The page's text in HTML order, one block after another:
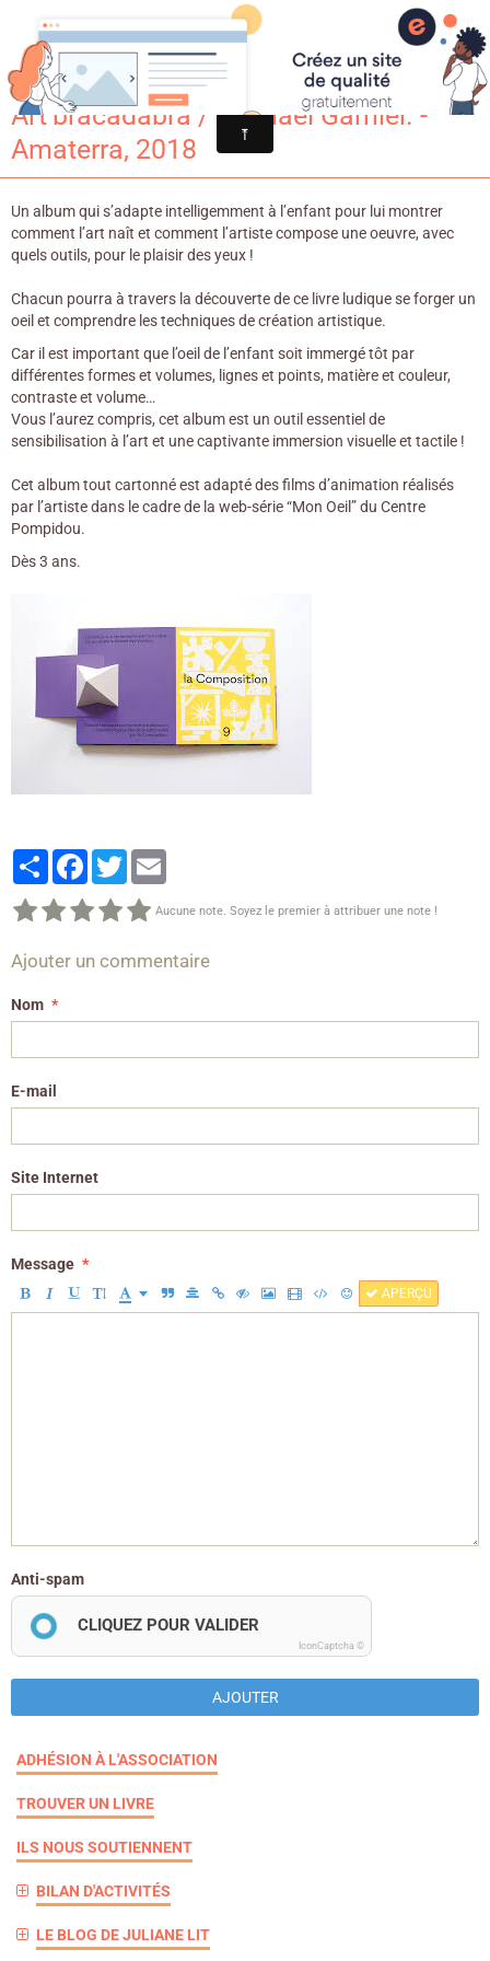
Croqu'livre
Art’bracadabra / Raphaël Garnier. -
Amaterra, 2018
Un album qui s’adapte intelligemment à l’enfant pour lui montrer
comment l’art naît et comment l’artiste compose une oeuvre, avec
quels outils, pour le plaisir des yeux !
Chacun pourra à travers la découverte de ce livre ludique se forger un
oeil et comprendre les techniques de création artistique.
Car il est important que l’oeil de l’enfant soit immergé tôt par
différentes formes et volumes, lignes et points, matière et couleur,
contraste et volume…
Vous l’aurez compris, cet album est un outil essentiel de
sensibilisation à l’art et une captivante immersion visuelle et tactile !
Cet album tout cartonné est adapté des films d’animation réalisés
par l’artiste dans le cadre de la web-série “Mon Oeil” du Centre
Pompidou.
Dès 3 ans.
PartagerFacebook
Twitter
Aucune note. Soyez le premier à attribuer une note !
Ajouter un commentaire
Nom
E-mail
Site Internet
Message
APERÇU
Anti-spam
CLIQUEZ POUR VALIDER
IconCaptcha ©
AJOUTER
ADHÉSION À L'ASSOCIATION
TROUVER UN LIVRE
ILS NOUS SOUTIENNENT
BILAN D'ACTIVITÉS
LE BLOG DE JULIANE LIT